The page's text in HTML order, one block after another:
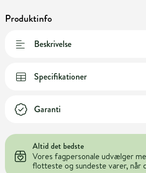
Produktinfo
Beskrivelse
Specifikationer
Garanti
Altid det bedste
Vores fagpersonale udvælger
flotteste og sundeste varer, når